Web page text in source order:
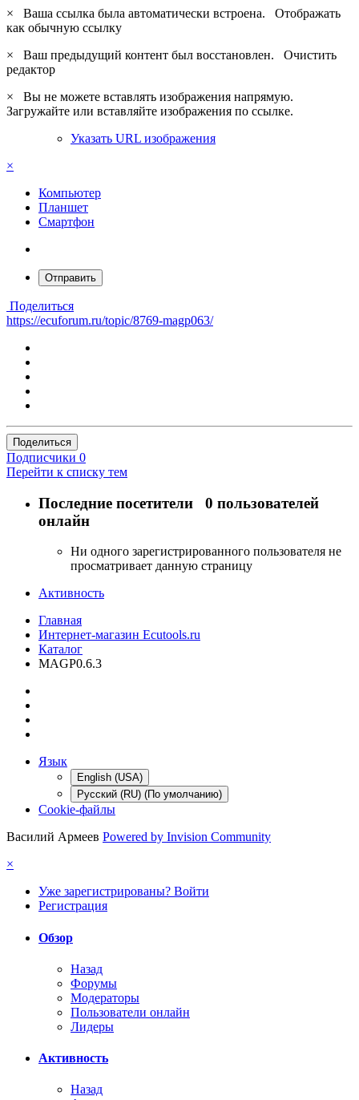
×
Ваша ссылка была автоматически встроена. Отображать
как обычную ссылку
×
Ваш предыдущий контент был восстановлен. Очистить
редактор
×
Вы не можете вставлять изображения напрямую.
Загружайте или вставляйте изображения по ссылке.
Указать URL изображения
×
Компьютер
Планшет
Смартфон
Отправить
Поделиться
https://ecuforum.ru/topic/8769-magp063/
Поделиться
Подписчики 0
Перейти к списку тем
Последние посетители 0 пользователей
онлайн
Ни одного зарегистрированного пользователя не
просматривает данную страницу
Активность
Главная
Интернет-магазин Ecutools.ru
Каталог
MAGP0.6.3
Язык
English (USA)
Русский (RU) (По умолчанию)
Cookie-файлы
Василий Армеев Powered by Invision Community
×
Уже зарегистрированы? Войти
Регистрация
Обзор
Назад
Форумы
Модераторы
Пользователи онлайн
Лидеры
Активность
Назад